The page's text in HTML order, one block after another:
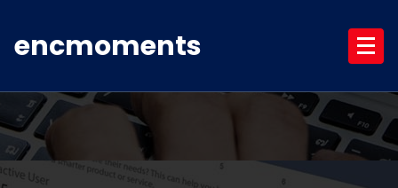
content
encmoments